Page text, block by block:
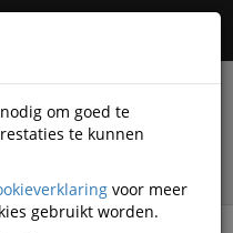
om goed te
te kunnen
voor meer
gebruikt worden.